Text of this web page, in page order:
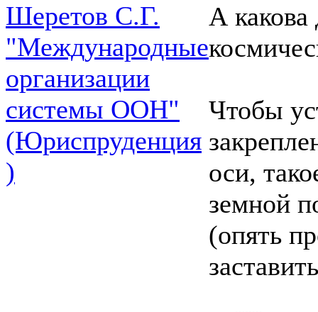
Шеретов С.Г.
"Международные
организации
системы ООН"
(Юриспруденция
)
А
Чтобы
оси,
земной
(опять